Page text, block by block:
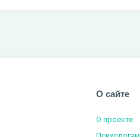
О сайте
О проекте